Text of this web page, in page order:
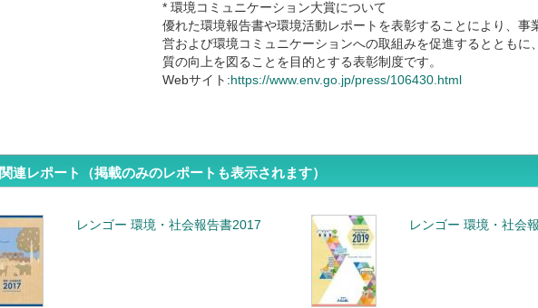
* 環境コミュニケーション大賞について
優れた環境報告書や環境活動レポートを表彰することにより、事
営および環境コミュニケーションへの取組みを促進するとともに
質の向上を図ることを目的とする表彰制度です。
Webサイト: https://www.env.go.jp/press/106430.html
関連レポート（掲載のみのレポートも表示されます）
レンゴー 環境・社会報告書2017 レンゴー 環境・社会